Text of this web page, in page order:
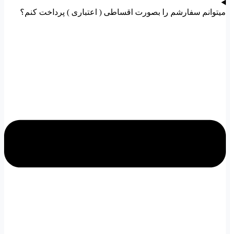
میتوانم سفارشم را بصورت اقساطی ( اعتباری ) پرداخت کنم؟